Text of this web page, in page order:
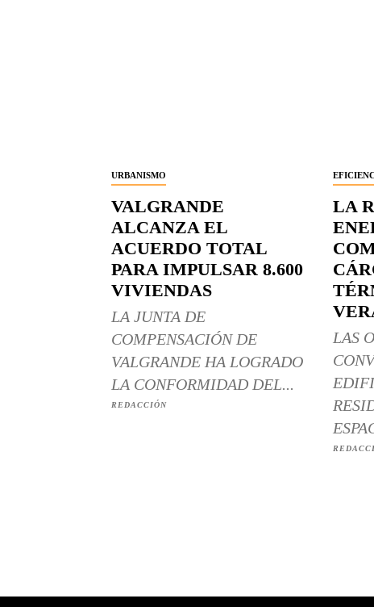
URBANISMO
VALGRANDE
ALCANZA EL
ACUERDO TOTAL
PARA IMPULSAR 8.600
VIVIENDAS
LA JUNTA DE
COMPENSACIÓN DE
VALGRANDE HA LOGRADO
LA CONFORMIDAD DEL...
REDACCIÓN
LA
LAS